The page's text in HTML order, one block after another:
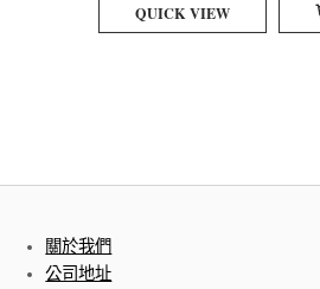
QUICK VIEW
關於我們
公司地址